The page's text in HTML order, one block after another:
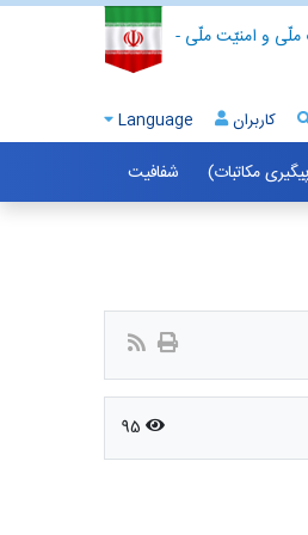
ملّی و امنیّت ملّی -
Language کاربران
مکاتبات)
شفافیت
95